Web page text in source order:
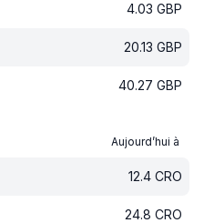
4.03 GBP
20.13 GBP
40.27 GBP
Aujourd’hui à
12.4 CRO
24.8 CRO